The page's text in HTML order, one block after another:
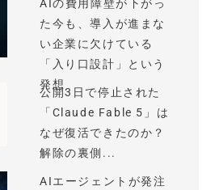
AIの費用障壁が下がっ
た今も、導入が進まな
い企業に欠けている
「入り口設計」という
発想
公開3日で停止された
「Claude Fable 5」は
なぜ復活できたのか？
解除の裏側...
AIエージェントが発注